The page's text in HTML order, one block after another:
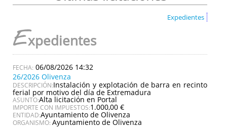
Expedientes
Expedientes
06/08/2026 14:32
26/2026 Olivenza
DESCRIPCIÓN:Instalación y explotación de barra en recinto
ferial por motivo del día de Extremadura
ASUNTO:Alta licitación en Portal
IMPORTE CON IMPUESTOS:1.000,00 €
ENTIDAD:Ayuntamiento de Olivenza
ORGANISMO: Ayuntamiento de Olivenza